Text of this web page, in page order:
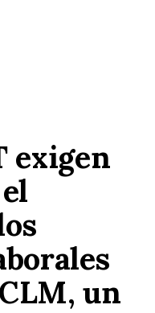
exigen
un